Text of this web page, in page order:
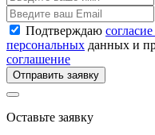
Подтверждаю
персональных данных и
соглашение
Отправить заявку
Оставьте заявку